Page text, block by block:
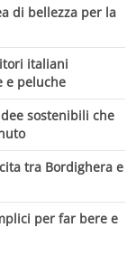
di bellezza per la
italiani
e peluche
sostenibili che
tra Bordighera e
per far bere e